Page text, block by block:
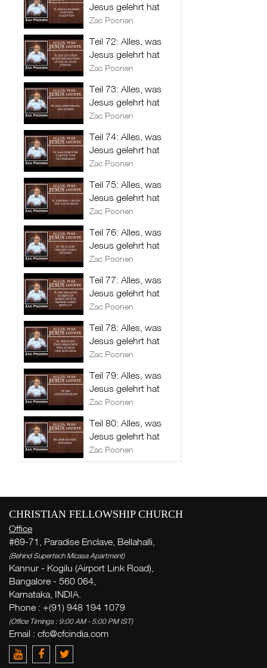
Jesus gelehrt hat
Zac Poonen
Teil 72: Alles, was
Jesus gelehrt hat
Zac Poonen
Teil 73: Alles, was
Jesus gelehrt hat
Zac Poonen
Teil 74: Alles, was
Jesus gelehrt hat
Zac Poonen
Teil 75: Alles, was
Jesus gelehrt hat
Zac Poonen
Teil 76: Alles, was
Jesus gelehrt hat
Zac Poonen
Teil 77: Alles, was
Jesus gelehrt hat
Zac Poonen
Teil 78: Alles, was
Jesus gelehrt hat
Zac Poonen
Teil 79: Alles, was
Jesus gelehrt hat
Zac Poonen
Teil 80: Alles, was
Jesus gelehrt hat
Zac Poonen
CHRISTIAN FELLOWSHIP CHURCH
Office
#69-71, Paradise Enclave, Bellahalli,
(Behind Supertech Micasa Apartment)
Kannur - Kogilu (Airport Link Road),
Bangalore - 560 064,
Karnataka, INDIA.
Phone : +(91) 948 194 1079
(Office Timings : 9:00 AM - 5:00 PM IST)
Email : cfc@cfcindia.com